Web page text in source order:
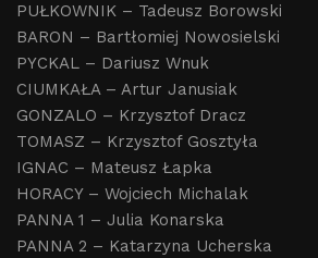
PUŁKOWNIK – Tadeusz Borowski
BARON – Bartłomiej Nowosielski
PYCKAL – Dariusz Wnuk
CIUMKAŁA – Artur Janusiak
GONZALO – Krzysztof Dracz
TOMASZ – Krzysztof Gosztyła
IGNAC – Mateusz Łapka
HORACY – Wojciech Michalak
PANNA 1 – Julia Konarska
PANNA 2 – Katarzyna Ucherska